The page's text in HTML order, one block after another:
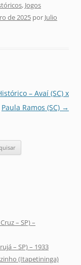
, Jogos
de 2025 por Julio
– Avaí (SC) x
Paula Ramos (SC) →
– SP) –
– SP) – 1933
(Itapetininga)